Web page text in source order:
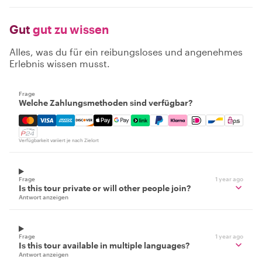
Gut gut zu wissen
Alles, was du für ein reibungsloses und angenehmes
Erlebnis wissen musst.
Frage
Welche Zahlungsmethoden sind verfügbar?
Mastercard, Visa, Amex, Discover, Apple Pay, Google
Verfügbarkeit variiert je nach Zielort
Frage 1 year ago
Is this tour private or will other people join?
Antwort anzeigen
Frage 1 year ago
Is this tour available in multiple languages?
Antwort anzeigen